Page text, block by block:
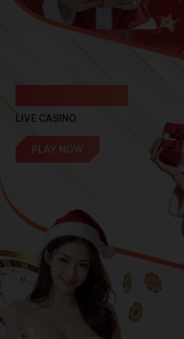
LIVE CASINO
PLAY NOW